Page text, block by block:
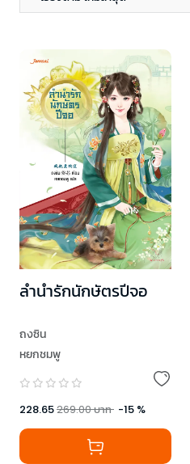
ลำนำรักนักษัตรปีจอ
ถงซิน
หยกชมพู
228.65269.00บาท -15 %